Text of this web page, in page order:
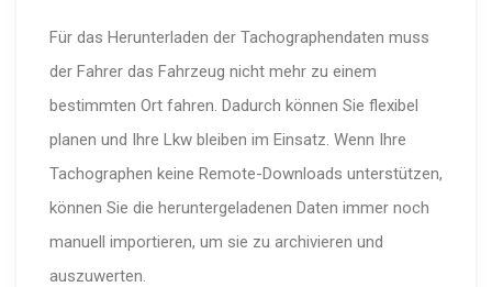
Für das Herun­ter­laden der Tacho­gra­phen­daten muss
der Fahrer das Fahrzeug nicht mehr zu einem
bestimmten Ort fahren. Dadurch können Sie flexibel
planen und Ihre Lkw bleiben im Einsatz. Wenn Ihre
Tacho­graphen keine Remote-Down­loads unter­stützen,
können Sie die herun­ter­ge­la­denen Daten immer noch
manuell importieren, um sie zu archivieren und
auszuwerten.